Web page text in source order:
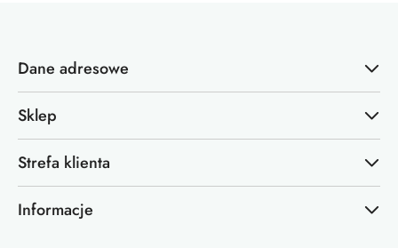
Dane adresowe
Sklep
Strefa klienta
Informacje